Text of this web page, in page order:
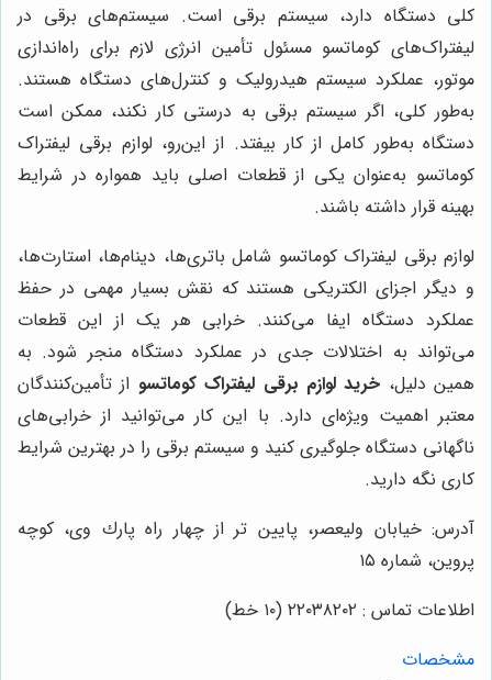
کلی دستگاه دارد، سیستم برقی است. سیستم‌های برقی در
لیفتراک‌های کوماتسو مسئول تأمین انرژی لازم برای راه‌اندازی
موتور، عملکرد سیستم هیدرولیک و کنترل‌های دستگاه هستند.
به‌طور کلی، اگر سیستم برقی به درستی کار نکند، ممکن است
دستگاه به‌طور کامل از کار بیفتد. از این‌رو، لوازم برقی لیفتراک
کوماتسو به‌عنوان یکی از قطعات اصلی باید همواره در شرایط
بهینه قرار داشته باشند.
لوازم برقی لیفتراک کوماتسو شامل باتری‌ها، دینام‌ها، استارت‌ها،
و دیگر اجزای الکتریکی هستند که نقش بسیار مهمی در حفظ
عملکرد دستگاه ایفا می‌کنند. خرابی هر یک از این قطعات
می‌تواند به اختلالات جدی در عملکرد دستگاه منجر شود. به
همین دلیل، خرید لوازم برقی لیفتراک کوماتسو از تأمین‌کنندگان
معتبر اهمیت ویژه‌ای دارد. با این کار می‌توانید از خرابی‌های
ناگهانی دستگاه جلوگیری کنید و سیستم برقی را در بهترین شرایط
کاری نگه دارید.
آدرس: خيابان وليعصر، پايين تر از چهار راه پارك وى، كوچه
پروين، شماره ١٥
اطلاعات تماس : ٢٢٠٣٨٢٠٢ (١٠ خط)
مشخصات